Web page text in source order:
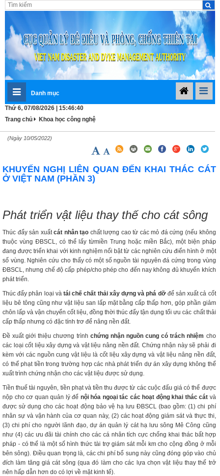
Danh mục
Thứ 6, 07/08/2026 | 15:46:40
Trang chủ
Khoa học công nghệ
(Ngày 10/05/2022)
KHUYẾN NGHỊ LIÊN QUAN ĐẾN KHAI THÁC CÁT
Ở VIỆT NAM (PHẦN 3)
Phát triển vật liệu thay thế cho cát sông
Thúc đẩy sản xuấtcát nhân tạo chất lượng cao từ các mỏ đá cứng (nếu không
thuộc vùng ĐBSCL, có thể lấy từmiền Trung hoặc miền Bắc), một biện pháp
đang được triển khai với kinh nghiệm nổi bật từ các nghiên cứu điển hình ở một
số vùng. Nghiên cứu cho thấy có một số nguồn tài nguyên đá cứng trong vùng
ĐBSCL, nhưng chế độ cấp phép/cho phép cho đến nay không đủ khuyến khích
phát triển.
Thúc đẩy phân loại và tái chế chất thải xây dựng và phá dỡđể sản xuất cả cốt
liệu bê tông cũng như vật liệu san lấp mặt bằng cấp thấp hơn, góp phần giảm
chôn lấp và vận chuyển cốt liệu, đồng thời thúc đẩy tận dụng tối ưu các chất thải
cấp thấp nhưng có đặc tính trơ để nâng nền đất.
Đề xuất giới thiệu chương trình chứng nhận nguồn cung có trách nhiệm cho
các loại cốt liệu xây dựng và vật liệu nâng nền đất. Chứng nhận này sẽ phải đi
kèm với các nguồn cung vật liệu là cốt liệu xây dựng và vật liệu nâng nền đất,
có thể phạt tiền trong trường hợp các nhà phát triển dự án xây dựng không thể
xuất trình chứng nhận cho các vật liệu được sử dụng.
Tiền thuế tài nguyên, tiền phạt và tiền thu được từ các cuộc đấu giá có thể được
nộp cho cơ quan quản lý để nội hóa ngoại tác các hoạt động khai thác cát và
được sử dụng cho các hoạt động bảo vệ hạ lưu ĐBSCL (bao gồm: (1) chi phí
nhân sự và vận hành của cơ quan này, (2) các hoạt động giám sát và thực thi,
(3) chi phí cho người lãnh đạo, dự án quản lý cát hạ lưu sông Mê Công cũng
như (4) các ưu đãi tài chính cho các cá nhân tích cực chống khai thác bất hợp
pháp - có thể là một số hình thức tài trợ giám sát mỗi km cho cộng đồng ở mỗi
bên sông). Điều quan trọng là, các chi phí bổ sung này cũng đóng góp vào chủ
đích làm tăng giá cát sông (qua đó làm cho các lựa chọn vật liệu thay thế trở
nên hấp dẫn hơn do có lợi về mặt kinh tế).